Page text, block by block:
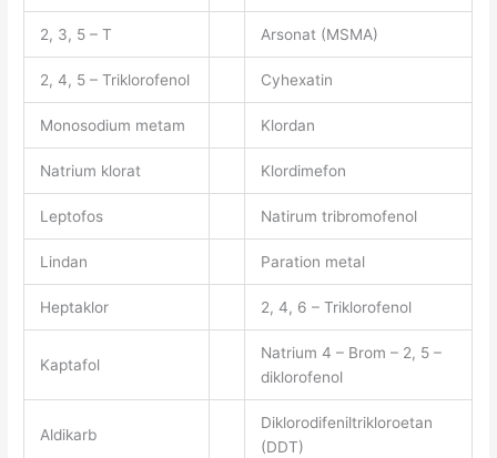
2, 3, 5 – T Arsonat (MSMA)
2, 4, 5 – Triklorofenol Cyhexatin
Monosodium metam Klordan
Natrium klorat Klordimefon
Leptofos Natirum tribromofenol
Lindan Paration metal
Heptaklor 2, 4, 6 – Triklorofenol
Kaptafol
Natrium 4 – Brom – 2, 5 –
diklorofenol
Aldikarb
Diklorodifeniltrikloroetan
(DDT)